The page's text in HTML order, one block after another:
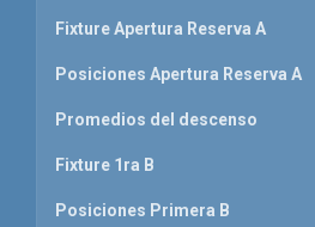
Fixture Apertura Reserva A
Posiciones Apertura Reserva A
Promedios del descenso
Fixture 1ra B
Posiciones Primera B